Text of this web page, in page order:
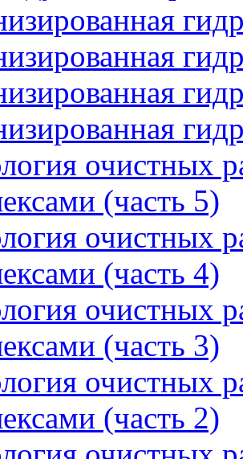
очистных
(часть 5)
очистных
(часть 4)
очистных
(часть 3)
очистных
(часть 2)